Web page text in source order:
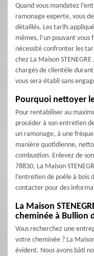
Quand vous mandatez
ramonage experte, vous
détaillés. Les tarifs
mêmes, l’un pouvant vous
nécessité confronter les
chez La Maison
chargés de clientèle
vous sera établi sans
Pourquoi nettoyer
Pour rentabiliser au
procéder à son entretien
un ramonage, à une
manière quotidienne,
combustion. Enlevez de
78830, La Maison
l’entretien de poêle à bois
contacter pour des
La Maison
cheminée à Bullion
Vous recherchez une
votre cheminée ? La
évident. Nous avons bâti